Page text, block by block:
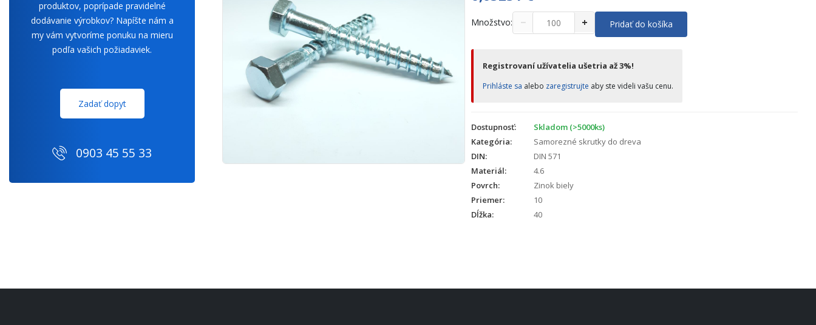
Množstvo: − + Pridať do košíka
Registrovaní užívatelia ušetria až 3%!
Prihláste sa alebo zaregistrujte aby ste videli vašu cenu.
Dostupnosť:
Skladom (>5000ks)
Kategória:
Samorezné skrutky do dreva
DIN:
DIN 571
Materiál:
4.6
Povrch:
Zinok biely
Priemer:
10
Dĺžka:
40
produktov, poprípade pravidelné
dodávanie výrobkov? Napíšte nám a
my vám vytvoríme ponuku na mieru
podľa vašich požiadaviek.
Zadať dopyt
0903 45 55 33